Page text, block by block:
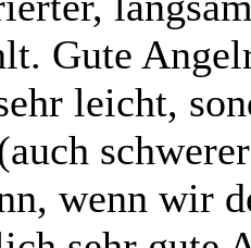
Gute
leicht,
wenn wir